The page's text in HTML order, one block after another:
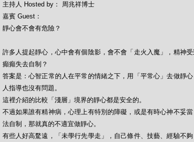
主持人 Hosted by： 周兆祥博士
嘉賓 Guest：
靜心會不會有危險？
許多人提起靜心，心中會有個陰影，會不會「走火入魔」，精神
癲癲失去自制？
答案是：心智正常的人在平常的情緒之下，用「平常心」去做靜
人指導也沒有問題。
這裡介紹的比較「淺層」境界的靜心都是安全的。
不過如果誰有精神病，心理上有特別的障礙，或是有時心神不妥
法自制，那就真的不適宜做靜心。
有些人好高騖遠，「未學行先學走」，自己條件、技藝、經驗不